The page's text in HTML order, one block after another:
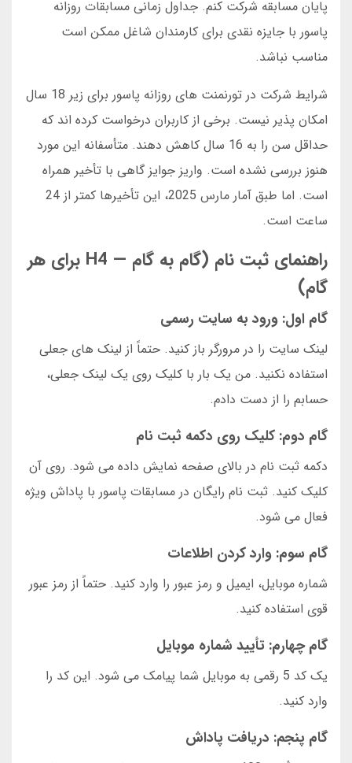
پایان مسابقه شرکت کنم. جداول زمانی مسابقات روزانه
پاسور با جایزه نقدی برای کارمندان شاغل ممکن است
مناسب نباشد.
شرایط شرکت در تورنمنت های روزانه پاسور برای زیر 18 سال
امکان پذیر نیست. برخی از کاربران درخواست کرده اند که
حداقل سن را به 16 سال کاهش دهند. متأسفانه این مورد
هنوز بررسی نشده است. واریز جوایز گاهی با تأخیر همراه
است. اما طبق آمار مارس 2025، این تأخیرها کمتر از 24
ساعت است.
راهنمای ثبت نام (گام به گام — H4 برای هر
گام)
گام اول: ورود به سایت رسمی
لینک سایت را در مرورگر باز کنید. حتماً از لینک های جعلی
استفاده نکنید. من یک بار با کلیک روی یک لینک جعلی،
حسابم را از دست دادم.
گام دوم: کلیک روی دکمه ثبت نام
دکمه ثبت نام در بالای صفحه نمایش داده می شود. روی آن
کلیک کنید. ثبت نام رایگان در مسابقات پاسور با پاداش ویژه
فعال می شود.
گام سوم: وارد کردن اطلاعات
شماره موبایل، ایمیل و رمز عبور را وارد کنید. حتماً از رمز عبور
قوی استفاده کنید.
گام چهارم: تأیید شماره موبایل
یک کد 5 رقمی به موبایل شما پیامک می شود. این کد را
وارد کنید.
گام پنجم: دریافت پاداش